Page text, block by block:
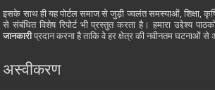
इसके साथ ही यह पोर्टल समाज से जुड़ी ज्वलंत समस्याओं, शिक्षा,
से संबंधित विशेष रिपोर्ट भी प्रस्तुत करता है। हमारा उद्देश्य
जानकारीप्रदान करना है ताकि वे हर क्षेत्र की नवीनतम घटनाओं
अस्वीकरण